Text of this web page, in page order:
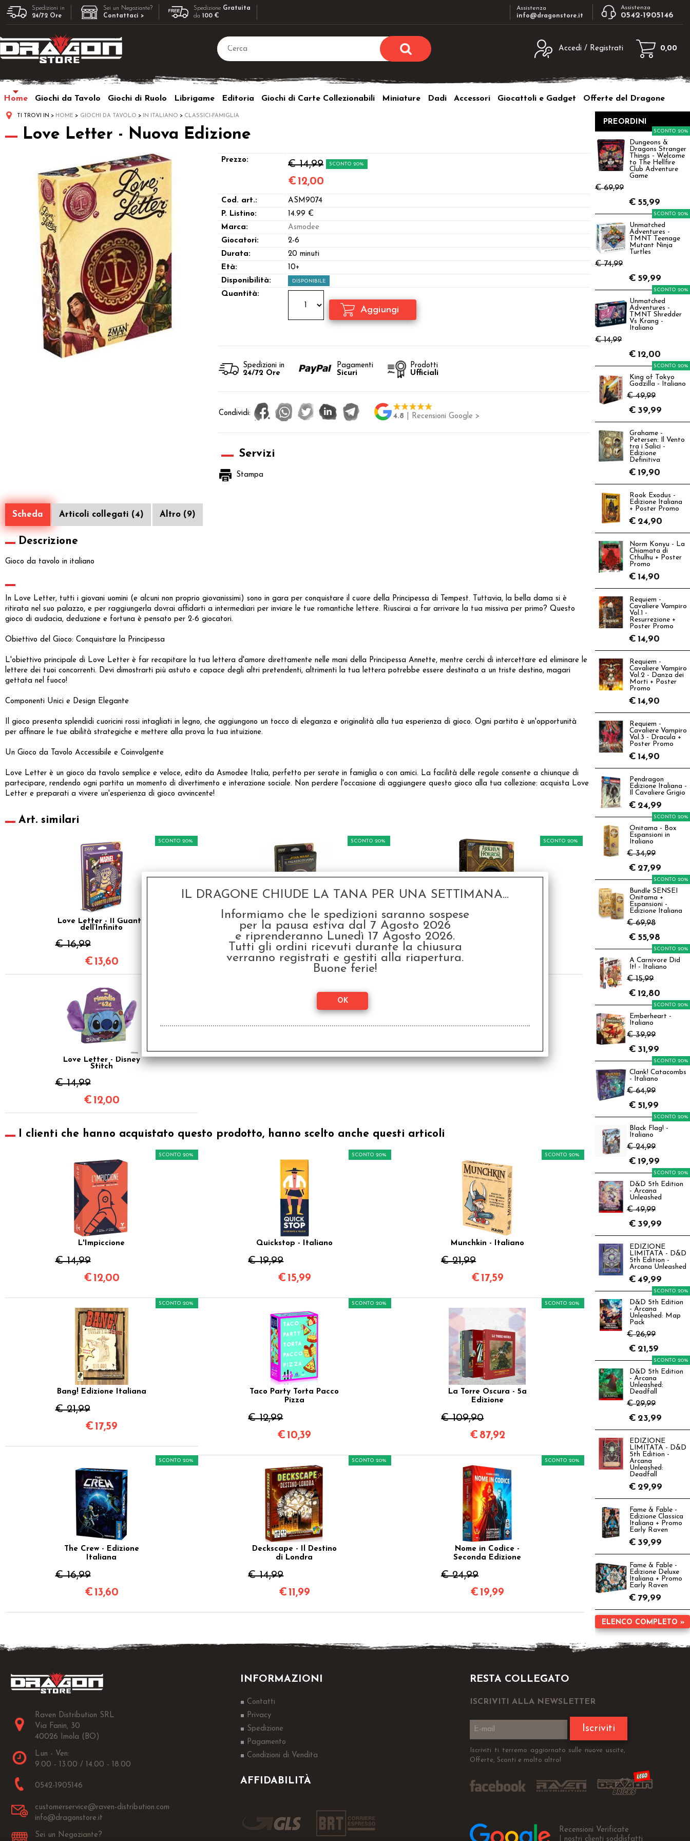
Spedizioni in
24/72 Ore
Sei un Negoziante?
Contattaci >
Spedizione Gratuita
da100 €
Assistenza
info@dragonstore.it
Assistenza
0542-1905146
Accedi / Registrati
utente e la password e poi clicca sul
Password:
sito clicca sul pulsante "Registrati"
0,00
Home Giochi da Tavolo Giochi di Ruolo Librigame Editoria Giochi di Carte Collezionabili Miniature Dadi Accessori Giocattoli e Gadget Offerte del Dragone
TI TROVI IN HOME GIOCHI DA TAVOLO IN ITALIANO CLASSICI-FAMIGLIA
Love Letter - Nuova Edizione
Prezzo: € 14,99 SCONTO 20%
€ 12,00
Cod. art.:
ASM9074
P. Listino:
14.99 €
Marca:
Asmodee
Giocatori:
2-6
Durata:
20 minuti
Età:
10+
Disponibilità:
DISPONIBILE
Quantità:
Spedizioni in
24/72 Ore
Pagamenti
Sicuri
Prodotti
Ufficiali
Condividi: 4.8 | Recensioni Google >
Servizi
Stampa
Scheda Articoli collegati (4) Altro (9)
Descrizione
Gioco da tavolo in italiano
In Love Letter, tutti i giovani uomini (e alcuni non proprio giovanissimi) sono in gara per conquistare il cuore della Principessa di Tempest. Tuttavia, la bella dama si è
ritirata nel suo palazzo, e per raggiungerla dovrai affidarti a intermediari per inviare le tue romantiche lettere. Riuscirai a far arrivare la tua missiva per primo? Questo
gioco di audacia, deduzione e fortuna è pensato per 2-6 giocatori.
Obiettivo del Gioco: Conquistare la Principessa
L'obiettivo principale di Love Letter è far recapitare la tua lettera d'amore direttamente nelle mani della Principessa Annette, mentre cerchi di intercettare ed eliminare le
lettere dei tuoi concorrenti. Devi dimostrarti più astuto e capace degli altri pretendenti, altrimenti la tua lettera potrebbe essere destinata a un triste destino, magari
gettata nel fuoco!
Componenti Unici e Design Elegante
Il gioco presenta splendidi cuoricini rossi intagliati in legno, che aggiungono un tocco di eleganza e originalità alla tua esperienza di gioco. Ogni partita è un'opportunità
per affinare le tue abilità strategiche e mettere alla prova la tua intuizione.
Un Gioco da Tavolo Accessibile e Coinvolgente
Love Letter è un gioco da tavolo semplice e veloce, edito da Asmodee Italia, perfetto per serate in famiglia o con amici. La facilità delle regole consente a chiunque di
partecipare, rendendo ogni partita un momento di divertimento e interazione sociale. Non perdere l'occasione di aggiungere questo gioco alla tua collezione: acquista Love
Letter e preparati a vivere un'esperienza di gioco avvincente!
Art. similari
Love Letter - Il Guanto
dell’Infinito
€ 16,99
SCONTO 20%
€ 13,60
Love Letter - Star Wars:
Il Palazzo di Jabba
€ 16,99
SCONTO 20%
€13,60
Love Letter - Arkham
€ 14,99
SCONTO 20%
Love Letter - Disney
Stitch
€ 14,99
€ 12,00
I clienti che hanno acquistato questo prodotto, hanno scelto anche questi articoli
L'Impiccione
€ 14,99
SCONTO 20%
€ 12,00
Quickstop - Italiano
€ 19,99
SCONTO 20%
€ 15,99
Munchkin - Italiano
€ 21,99
SCONTO 20%
€ 17,59
Bang! Edizione Italiana
€ 21,99
SCONTO 20%
€ 17,59
Taco Party Torta Pacco
Pizza
€ 12,99
SCONTO 20%
€ 10,39
La Torre Oscura - 5a
Edizione
€ 109,90
SCONTO 20%
€ 87,92
The Crew - Edizione
Italiana
€ 16,99
SCONTO 20%
€ 13,60
Deckscape - Il Destino
di Londra
€ 14,99
SCONTO 20%
€ 11,99
Nome in Codice -
Seconda Edizione
€ 24,99
SCONTO 20%
€ 19,99
PREORDINI
Dungeons &
Dragons Stranger
Things - Welcome
to The Hellfire
Club Adventure
Game
€ 69,99
SCONTO 20%
€ 55,99
Unmatched
Adventures -
TMNT Teenage
Mutant Ninja
Turtles
€ 74,99
SCONTO 20%
€ 59,99
Unmatched
Adventures -
TMNT Shredder
Vs Krang -
Italiano
€ 14,99
SCONTO 20%
€ 12,00
King of Tokyo
Godzilla - Italiano
€ 49,99
SCONTO 20%
€ 39,99
Grahame -
Petersen: Il Vento
tra i Salici -
Edizione
Definitiva
€ 19,90
Rook Exodus -
Edizione Italiana
+ Poster Promo
€ 24,90
Norm Konyu - La
Chiamata di
Cthulhu + Poster
Promo
€ 14,90
Requiem -
Cavaliere Vampiro
Vol.1 -
Resurrezione +
Poster Promo
€ 14,90
Requiem -
Cavaliere Vampiro
Vol.2 - Danza dei
Morti + Poster
Promo
€ 14,90
Requiem -
Cavaliere Vampiro
Vol.3 - Dracula +
Poster Promo
€ 14,90
Pendragon
Edizione Italiana -
Il Cavaliere Grigio
€ 24,99
Onitama - Box
Espansioni in
Italiano
€ 34,99
SCONTO 20%
€ 27,99
Bundle SENSEI
Onitama +
Espansioni -
Edizione Italiana
€ 69,98
SCONTO 20%
€ 55,98
A Carnivore Did
It! - Italiano
€ 15,99
SCONTO 20%
€ 12,80
Emberheart -
Italiano
€ 39,99
SCONTO 20%
€ 31,99
Clank! Catacombs
- Italiano
€ 64,99
SCONTO 20%
€ 51,99
Black Flag! -
Italiano
€ 24,99
SCONTO 20%
€ 19,99
D&D 5th Edition
- Arcana
Unleashed
€ 49,99
SCONTO 20%
€ 39,99
EDIZIONE
LIMITATA - D&D
5th Edition -
Arcana Unleashed
€ 49,99
D&D 5th Edition
- Arcana
Unleashed: Map
Pack
€ 26,99
SCONTO 20%
€ 21,59
D&D 5th Edition
- Arcana
Unleashed:
Deadfall
€ 29,99
SCONTO 20%
€ 23,99
EDIZIONE
LIMITATA - D&D
5th Edition -
Arcana
Unleashed:
Deadfall
€ 29,99
Fame & Fable -
Edizione Classica
Italiana + Promo
Early Raven
€ 39,99
Fame & Fable -
Edizione Deluxe
Italiana + Promo
Early Raven
€ 79,99
ELENCO COMPLETO »
Raven Distribution SRL
Via Fanin, 30
40026 Imola (BO)
Lun - Ven:
9.00 - 13.00 / 14.00 - 18.00
0542-1905146
customerservice@raven-distribution.com
info@dragonstore.it
Sei un Negoziante?
INFORMAZIONI
Contatti
Privacy
Spedizione
Pagamento
Condizioni di Vendita
AFFIDABILITÀ
RESTA COLLEGATO
ISCRIVITI ALLA NEWSLETTER
Iscriviti
Iscriviti ti terremo aggiornato sulle nuove uscite,
Offerte, Sconti e molto altro!
Recensioni Verificate
I nostri clienti soddisfatti
IL DRAGONE CHIUDE LA TANA PER UNA SETTIMANA...
Informiamo che le spedizioni saranno sospese
per la pausa estiva dal 7 Agosto 2026
e riprenderanno Lunedì 17 Agosto 2026.
Tutti gli ordini ricevuti durante la chiusura
verranno registrati e gestiti alla riapertura.
Buone ferie!